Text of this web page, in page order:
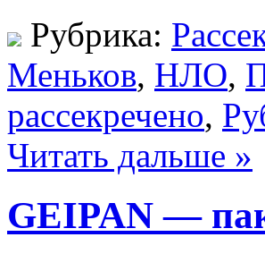
Рубрика:
Меньков, НЛО,
рассекречено,
Читать дальше »
GEIPAN —